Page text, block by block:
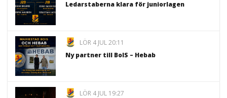
Ledarstaberna klara för juniorlagen
LÖR 4 JUL 20:11
Ny partner till BoIS – Hebab
LÖR 4 JUL 19:27